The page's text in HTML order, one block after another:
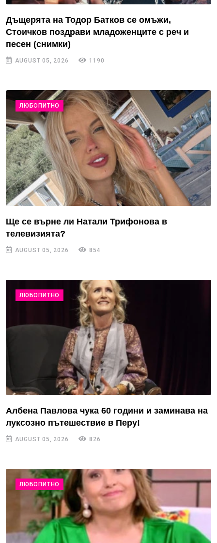
Дъщерята на Тодор Батков се омъжи,
Стоичков поздрави младоженците с реч и
песен (снимки)
AUGUST 05, 2026 1190
ЛЮБОПИТНО
Ще се върне ли Натали Трифонова в
телевизията?
AUGUST 05, 2026 854
ЛЮБОПИТНО
Албена Павлова чука 60 години и заминава на
луксозно пътешествие в Перу!
AUGUST 05, 2026 826
ЛЮБОПИТНО